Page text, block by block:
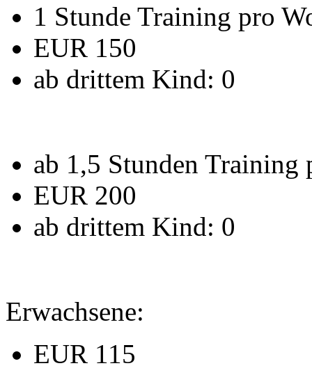
1 Stunde Training pro
EUR 150
ab drittem Kind: 0
ab 1,5 Stunden Training
EUR 200
ab drittem Kind: 0
Erwachsene:
EUR 115